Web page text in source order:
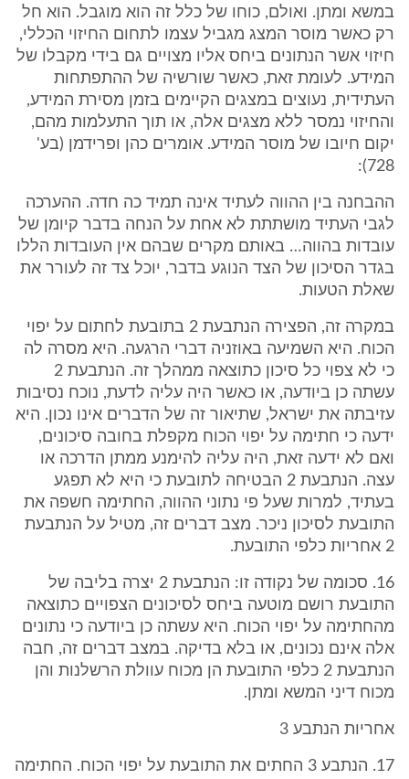
במשא ומתן. ואולם, כוחו של כלל זה הוא מוגבל. הוא חל
רק כאשר מוסר המצג מגביל עצמו לתחום החיזוי הכללי,
חיזוי אשר הנתונים ביחס אליו מצויים גם בידי מקבלו של
המידע. לעומת זאת, כאשר שורשיה של ההתפתחות
העתידית, נעוצים במצגים הקיימים בזמן מסירת המידע,
והחיזוי נמסר ללא מצגים אלה, או תוך התעלמות מהם,
יקום חיובו של מוסר המידע. אומרים כהן ופרידמן (בע'
728):
ההבחנה בין ההווה לעתיד אינה תמיד כה חדה. ההערכה
לגבי העתיד מושתתת לא אחת על הנחה בדבר קיומן של
עובדות בהווה… באותם מקרים שבהם אין העובדות הללו
בגדר הסיכון של הצד הנוגע בדבר, יוכל צד זה לעורר את
שאלת הטעות.
במקרה זה, הפצירה הנתבעת 2 בתובעת לחתום על יפוי
הכוח. היא השמיעה באוזניה דברי הרגעה. היא מסרה לה
כי לא צפוי כל סיכון כתוצאה ממהלך זה. הנתבעת 2
עשתה כן ביודעה, או כאשר היה עליה לדעת, נוכח נסיבות
עזיבתה את ישראל, שתיאור זה של הדברים אינו נכון. היא
ידעה כי חתימה על יפוי הכוח מקפלת בחובה סיכונים,
ואם לא ידעה זאת, היה עליה להימנע ממתן הדרכה או
עצה. הנתבעת 2 הבטיחה לתובעת כי היא לא תפגע
בעתיד, למרות שעל פי נתוני ההווה, החתימה חשפה את
התובעת לסיכון ניכר. מצב דברים זה, מטיל על הנתבעת
2 אחריות כלפי התובעת.
16. סכומה של נקודה זו: הנתבעת 2 יצרה בליבה של
התובעת רושם מוטעה ביחס לסיכונים הצפויים כתוצאה
מהחתימה על יפוי הכוח. היא עשתה כן ביודעה כי נתונים
אלה אינם נכונים, או בלא בדיקה. במצב דברים זה, חבה
הנתבעת 2 כלפי התובעת הן מכוח עוולת הרשלנות והן
מכוח דיני המשא ומתן.
אחריות הנתבע 3
17. הנתבע 3 החתים את התובעת על יפוי הכוח. החתימה